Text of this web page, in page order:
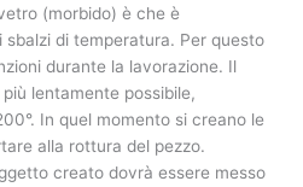
(morbido) è che è
di temperatura. Per questo
durante la lavorazione. Il
lentamente possibile,
In quel momento si creano le
alla rottura del pezzo.
creato dovrà essere messo